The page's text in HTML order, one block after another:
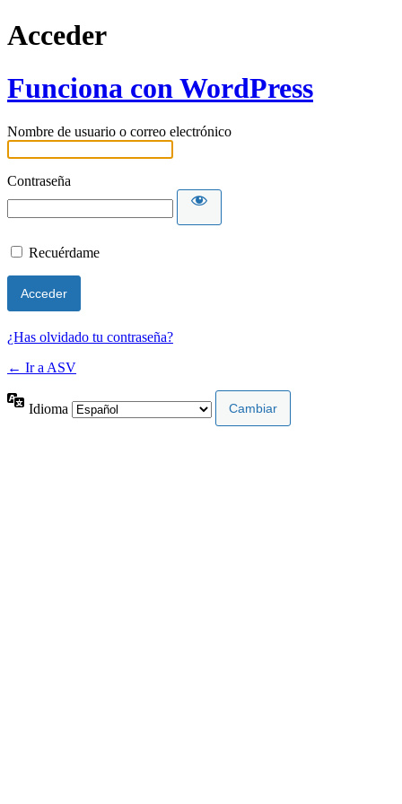
Acceder
Funciona con WordPress
Nombre de usuario o correo electrónico
Contraseña
Recuérdame
¿Has olvidado tu contraseña?
← Ir a ASV
Idioma